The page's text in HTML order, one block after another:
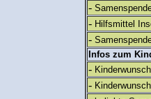
-
- Hilfsmittel
-
Infos zum
-
-